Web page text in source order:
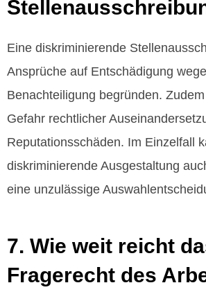
Eine diskriminierende
Ansprüche auf Entschädigung
Benachteiligung begründen.
Gefahr rechtlicher
Reputationsschäden. Im Einzelfall
diskriminierende Ausgestaltung
eine unzulässige
7. Wie weit reicht
Fragerecht des